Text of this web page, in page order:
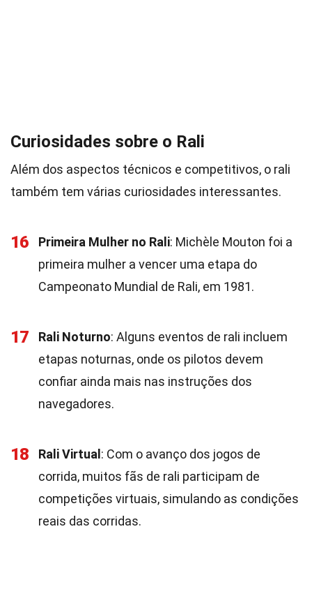
Curiosidades sobre o Rali
Além dos aspectos técnicos e competitivos, o rali
também tem várias curiosidades interessantes.
16 Primeira Mulher no Rali: Michèle Mouton foi a
primeira mulher a vencer uma etapa do
Campeonato Mundial de Rali, em 1981.
17 Rali Noturno: Alguns eventos de rali incluem
etapas noturnas, onde os pilotos devem
confiar ainda mais nas instruções dos
navegadores.
18 Rali Virtual : Com o avanço dos jogos de
corrida, muitos fãs de rali participam de
competições virtuais, simulando as condições
reais das corridas.